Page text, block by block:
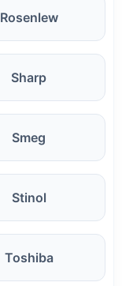
Rosenlew
Sharp
Smeg
Stinol
Toshiba